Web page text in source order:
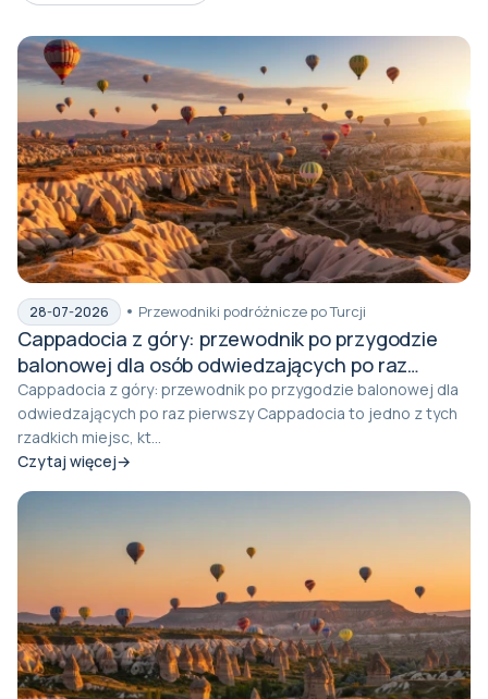
28-07-2026 Przewodniki podróżnicze po Turcji
Cappadocia z góry: przewodnik po przygodzie
balonowej dla osób odwiedzających po raz
pierwszy
Cappadocia z góry: przewodnik po przygodzie balonowej dla
odwiedzających po raz pierwszy Cappadocia to jedno z tych
rzadkich miejsc, kt...
Czytaj więcej